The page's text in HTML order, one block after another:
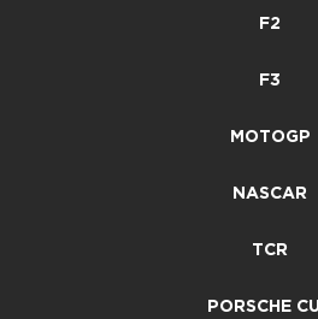
F2
F3
MOTOGP
NASCAR
TCR
PORSCHE